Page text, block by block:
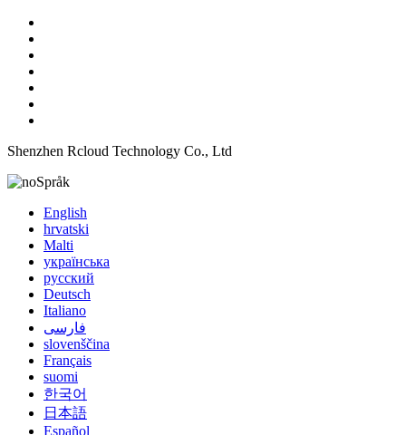
Shenzhen Rcloud Technology Co., Ltd
Språk
English
hrvatski
Malti
українська
русский
Deutsch
Italiano
فارسی
slovenščina
Français
suomi
한국어
日本語
Español